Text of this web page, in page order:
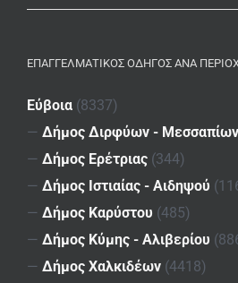
ΕΠΑΓΓΕΛΜΑΤΙΚΌΣ ΟΔΗΓΌΣ ΑΝΆ
Εύβοια (8337)
— Δήμος Διρφύων - Μεσσαπίων
— Δήμος Ερέτριας (344)
— Δήμος Ιστιαίας - Αιδηψού
— Δήμος Καρύστου (485)
— Δήμος Κύμης - Αλιβερίου
— Δήμος Χαλκιδέων (4418)